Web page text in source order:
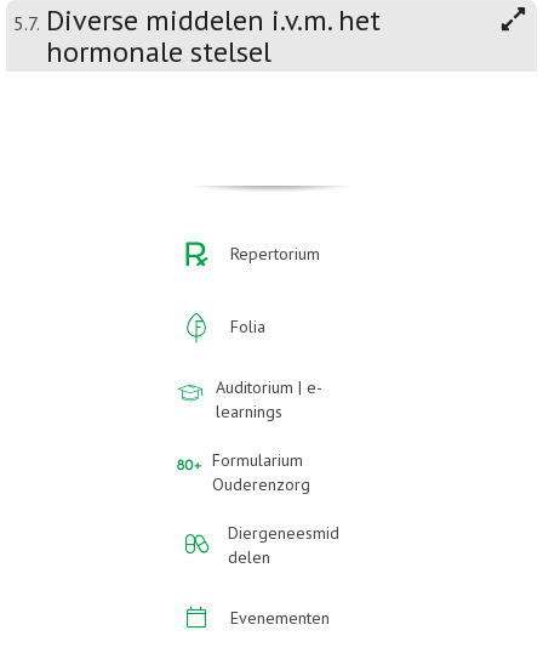
5.7. Diverse middelen i.v.m. het
hormonale stelsel
Repertorium
Folia
Auditorium | e-
learnings
Formularium
Ouderenzorg
Diergeneesmid
delen
Evenementen